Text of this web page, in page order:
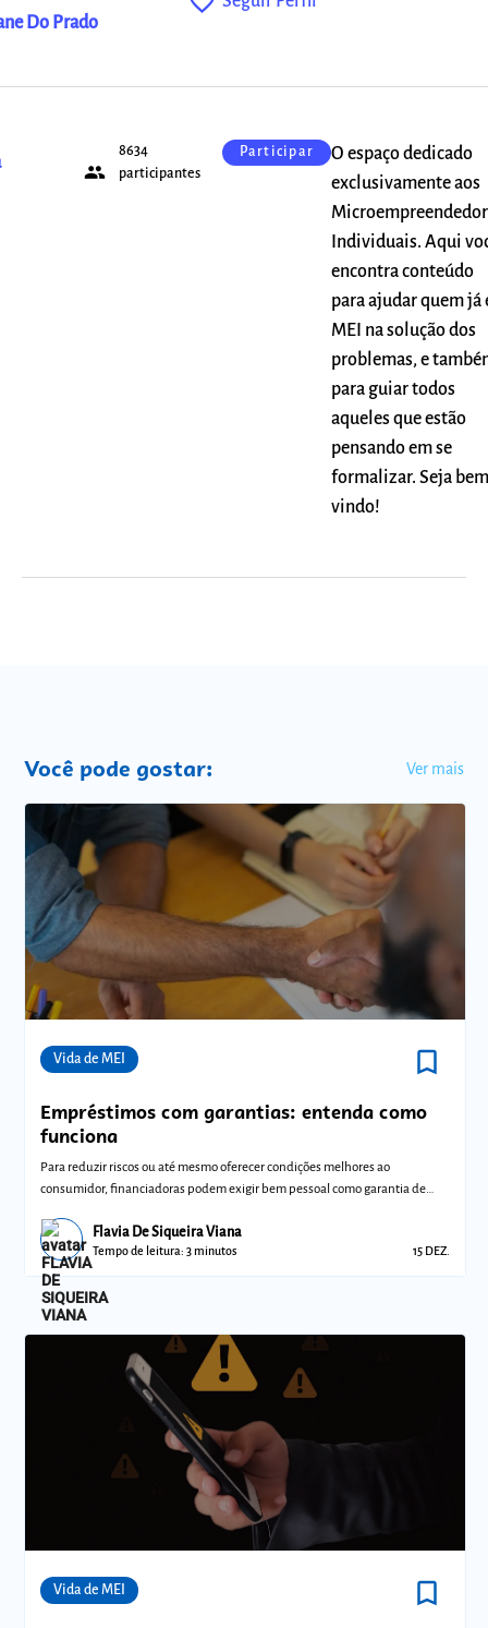
Do Prado
people
8634
participantes
Participar
O espaço dedicado
exclusivamente aos
Individuais. Aqui
encontra conteúdo
para ajudar quem já
MEI na solução dos
problemas, e
para guiar todos
aqueles que estão
pensando em se
formalizar. Seja bem
vindo!
Você pode gostar: Ver mais
Vida de MEI bookmark_border
Empréstimos com garantias: entenda como
funciona
Para reduzir riscos ou até mesmo oferecer condições melhores ao
consumidor, financiadoras podem exigir bem pessoal como garantia de
Flavia De Siqueira Viana
Tempo de leitura: 3 minutos 15 DEZ.
Vida de MEI bookmark_border